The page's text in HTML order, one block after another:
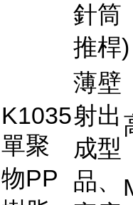
針筒
推桿)
K1035
單聚
物PP
薄壁
射出
成型
品、